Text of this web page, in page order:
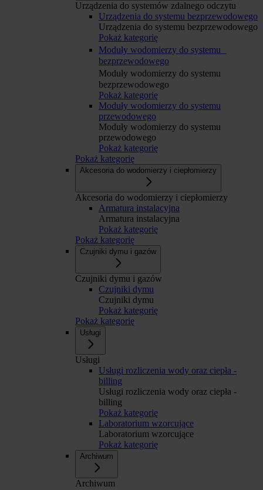
Urządzenia do systemów zdalnego odczytu
Urządzenia do systemu bezprzewodowego
Urządzenia do systemu bezprzewodowego
Pokaż kategorię
Moduły wodomierzy do systemu
bezprzewodowego
Moduły wodomierzy do systemu
bezprzewodowego
Pokaż kategorię
Moduły wodomierzy do systemu
przewodowego
Moduły wodomierzy do systemu
przewodowego
Pokaż kategorię
Pokaż kategorię
Akcesoria do wodomierzy i ciepłomierzy
Akcesoria do wodomierzy i ciepłomierzy
Armatura instalacyjna
Armatura instalacyjna
Pokaż kategorię
Pokaż kategorię
Czujniki dymu i gazów
Czujniki dymu i gazów
Czujniki dymu
Czujniki dymu
Pokaż kategorię
Pokaż kategorię
Usługi
Usługi
Usługi rozliczenia wody oraz ciepła -
billing
Usługi rozliczenia wody oraz ciepła -
billing
Pokaż kategorię
Laboratorium wzorcujące
Laboratorium wzorcujące
Pokaż kategorię
Archiwum
Archiwum